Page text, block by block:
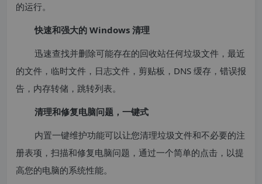
的运行。
快速和强大的 Windows 清理
迅速查找并删除可能存在的回收站任何垃圾文件，最近
的文件，临时文件，日志文件，剪贴板，DNS 缓存，错误报
告，内存转储，跳转列表。
清理和修复电脑问题，一键式
内置一键维护功能可以让您清理垃圾文件和不必要的注
册表项，扫描和修复电脑问题，通过一个简单的点击，以提
高您的电脑的系统性能。